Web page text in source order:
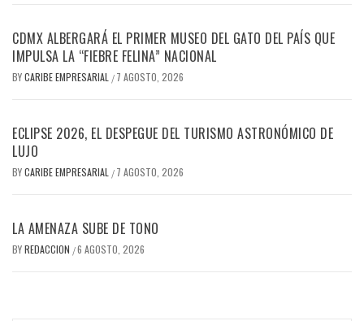
CDMX ALBERGARÁ EL PRIMER MUSEO DEL GATO DEL PAÍS QUE
IMPULSA LA “FIEBRE FELINA” NACIONAL
BYCARIBE EMPRESARIAL / 7 AGOSTO, 2026
ECLIPSE 2026, EL DESPEGUE DEL TURISMO ASTRONÓMICO DE
LUJO
BYCARIBE EMPRESARIAL / 7 AGOSTO, 2026
LA AMENAZA SUBE DE TONO
BYREDACCION /6 AGOSTO, 2026